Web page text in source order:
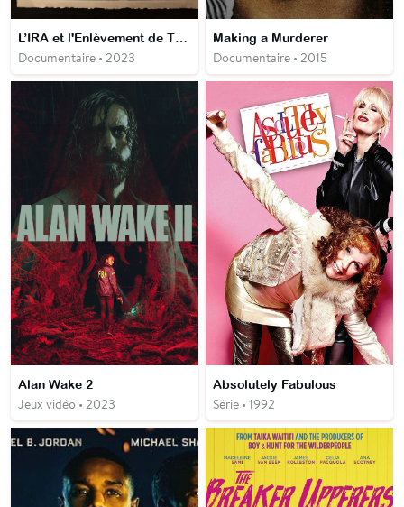
L’IRA et l'Enlèvement de Thomas Niedermayer
Documentaire • 2023
Making a Murderer
Documentaire • 2015
Alan Wake 2
Jeux vidéo • 2023
Absolutely Fabulous
Série • 1992